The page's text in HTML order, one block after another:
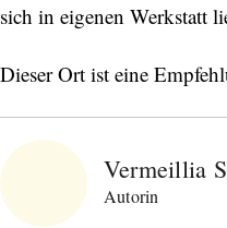
sich in eigenen Werkstatt
Dieser Ort ist eine
Vermeillia
Autorin